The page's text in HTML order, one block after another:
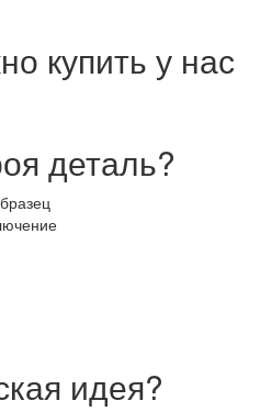
купить у нас
деталь?
идея?